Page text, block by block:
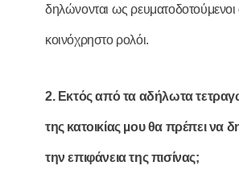
δηλώνονται ως
κοινόχρηστο ρολόι.
2. Εκτός από τα αδήλωτα
της κατοικίας µου θα πρέπει να
την επιφάνεια της πισίνας;